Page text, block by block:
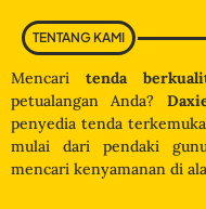
TENTANG KAMI
Mencari tenda
petualangan Anda?
penyedia tenda
mulai dari pendaki
mencari kenyamanan di